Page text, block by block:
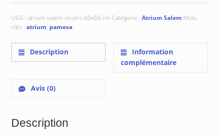
UGS : atrium salem neutro 60x60 cm Catégorie : Atrium Salem Mots-
clés : atrium, pamesa
Description
Information
complémentaire
Avis (0)
Description